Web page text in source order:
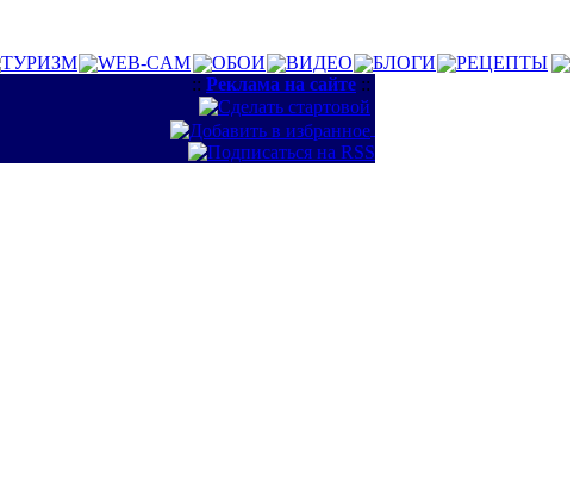
ТУРИЗМ WEB-CAM ОБОИ ВИДЕО БЛОГИ
РЕЦЕПТЫ
:: Реклама на сайте ::